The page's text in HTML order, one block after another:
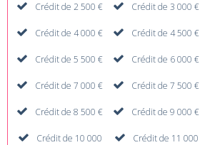
Crédit de 2 500 € Crédit de 3 000 €
Crédit de 4 000 € Crédit de 4 500 €
Crédit de 5 500 € Crédit de 6 000 €
Crédit de 7 000 € Crédit de 7 500 €
Crédit de 8 500 € Crédit de 9 000 €
Crédit de 10 000
Crédit de 11 000